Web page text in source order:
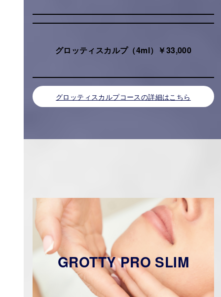
グロッティスカルプ（4ml）￥33,000
グロッティスカルプコースの詳細はこちら
GROTTY PRO SLIM